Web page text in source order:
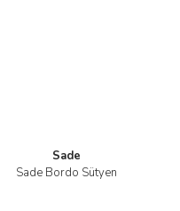
Sade
Sade Bordo Sütyen
İncele